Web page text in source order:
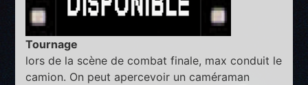
Tournage
lors de la scène de combat finale, max conduit le
camion. On peut apercevoir un caméraman